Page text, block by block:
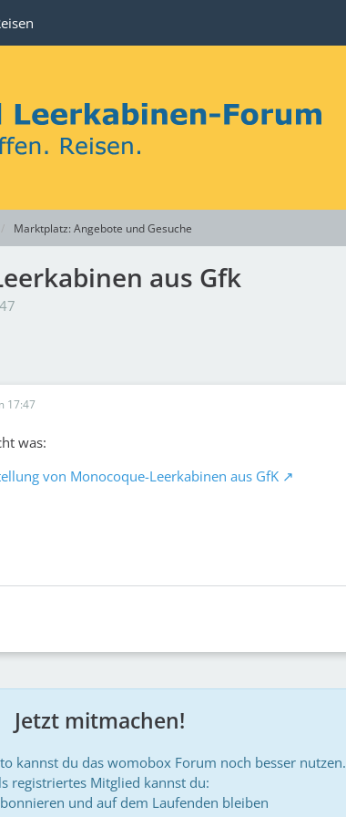
Marktplatz: Angebote und Gesuche
aus Gfk
17:47
was:
von Monocoque-Leerkabinen aus GfK
Jetzt mitmachen!
kannst du das womobox Forum noch besser nutzen.
registriertes Mitglied kannst du:
und auf dem Laufenden bleiben